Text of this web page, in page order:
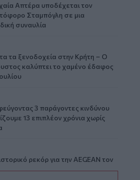
Απτέρα υποδέχεται τον
Σταμπόγλη σε μια
συναυλία
τα ξενοδοχεία στην Κρήτη – Ο
καλύπτει το χαμένο έδαφος
3 παράγοντες κινδύνου
13 επιπλέον χρόνια χωρίς
ρεκόρ για την AEGEAN τον
με 2 εκατομμύρια επιβάτες